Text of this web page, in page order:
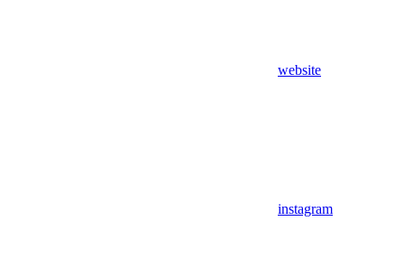
website
instagram